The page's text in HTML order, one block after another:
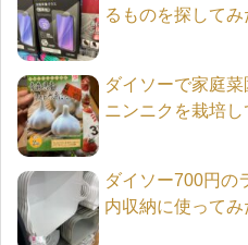
るものを探してみ
ダイソーで家庭
ニンニクを栽培
ダイソー700円の
内収納に使って